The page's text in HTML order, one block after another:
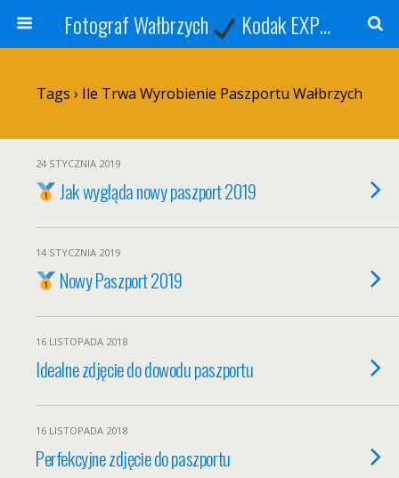
Fotograf Wałbrzych Kodak EXPRESS
Tags › Ile Trwa Wyrobienie Paszportu Wałbrzych
24 STYCZNIA 2019
Jak wygląda nowy paszport 2019
14 STYCZNIA 2019
Nowy Paszport 2019
16 LISTOPADA 2018
Idealne zdjęcie do dowodu paszportu
16 LISTOPADA 2018
Perfekcyjne zdjęcie do paszportu